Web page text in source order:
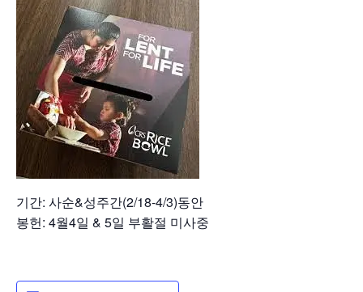
기간: 사순&성주간(2/18-4/3)동안
봉헌: 4월4일 & 5일 부활절 미사중